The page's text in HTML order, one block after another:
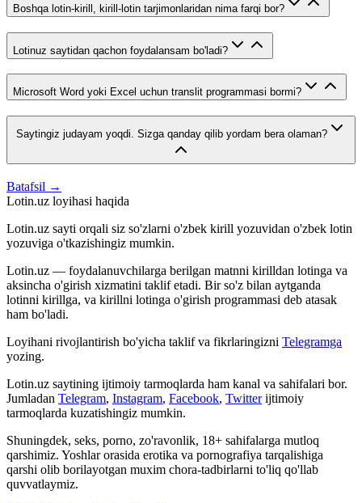
Boshqa lotin-kirill, kirill-lotin tarjimonlaridan nima farqi bor?
Lotinuz saytidan qachon foydalansam bo'ladi?
Microsoft Word yoki Excel uchun translit programmasi bormi?
Saytingiz judayam yoqdi. Sizga qanday qilib yordam bera olaman?
Batafsil →
Lotin.uz loyihasi haqida
Lotin.uz sayti orqali siz so'zlarni o'zbek kirill yozuvidan o'zbek lotin
yozuviga o'tkazishingiz mumkin.
Lotin.uz — foydalanuvchilarga berilgan matnni kirilldan lotinga va
aksincha o'girish xizmatini taklif etadi. Bir so'z bilan aytganda
lotinni kirillga, va kirillni lotinga o'girish programmasi deb atasak
ham bo'ladi.
Loyihani rivojlantirish bo'yicha taklif va fikrlaringizni Telegramga
yozing.
Lotin.uz saytining ijtimoiy tarmoqlarda ham kanal va sahifalari bor.
Jumladan Telegram, Instagram, Facebook, Twitter ijtimoiy
tarmoqlarda kuzatishingiz mumkin.
Shuningdek, seks, porno, zo'ravonlik, 18+ sahifalarga mutloq
qarshimiz. Yoshlar orasida erotika va pornografiya tarqalishiga
qarshi olib borilayotgan muxim chora-tadbirlarni to'liq qo'llab
quvvatlaymiz.